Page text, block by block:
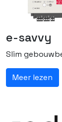
e-savvy
Slim
Meer lezen